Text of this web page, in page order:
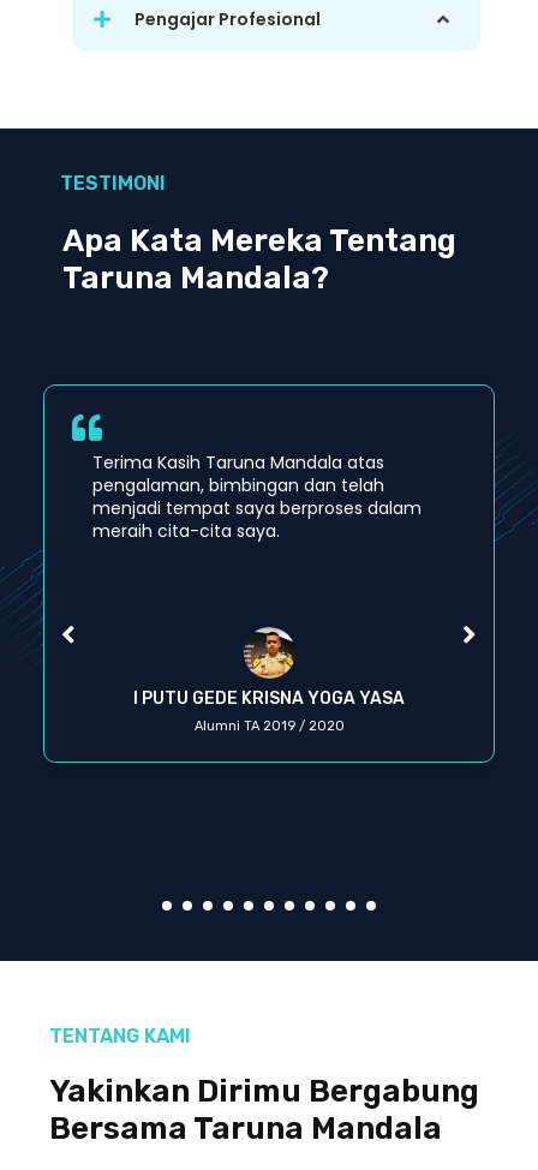
Pengajar Profesional
TESTIMONI
Apa Kata Mereka Tentang
Taruna Mandala?
I PUTU GEDE KRISNA YOGA YASA
Alumni TA 2019 / 2020
Terima Kasih Taruna Mandala atas
pengalaman, bimbingan dan telah
menjadi tempat saya berproses dalam
meraih cita-cita saya.
TENTANG KAMI
Yakinkan Dirimu Bergabung
Bersama Taruna Mandala